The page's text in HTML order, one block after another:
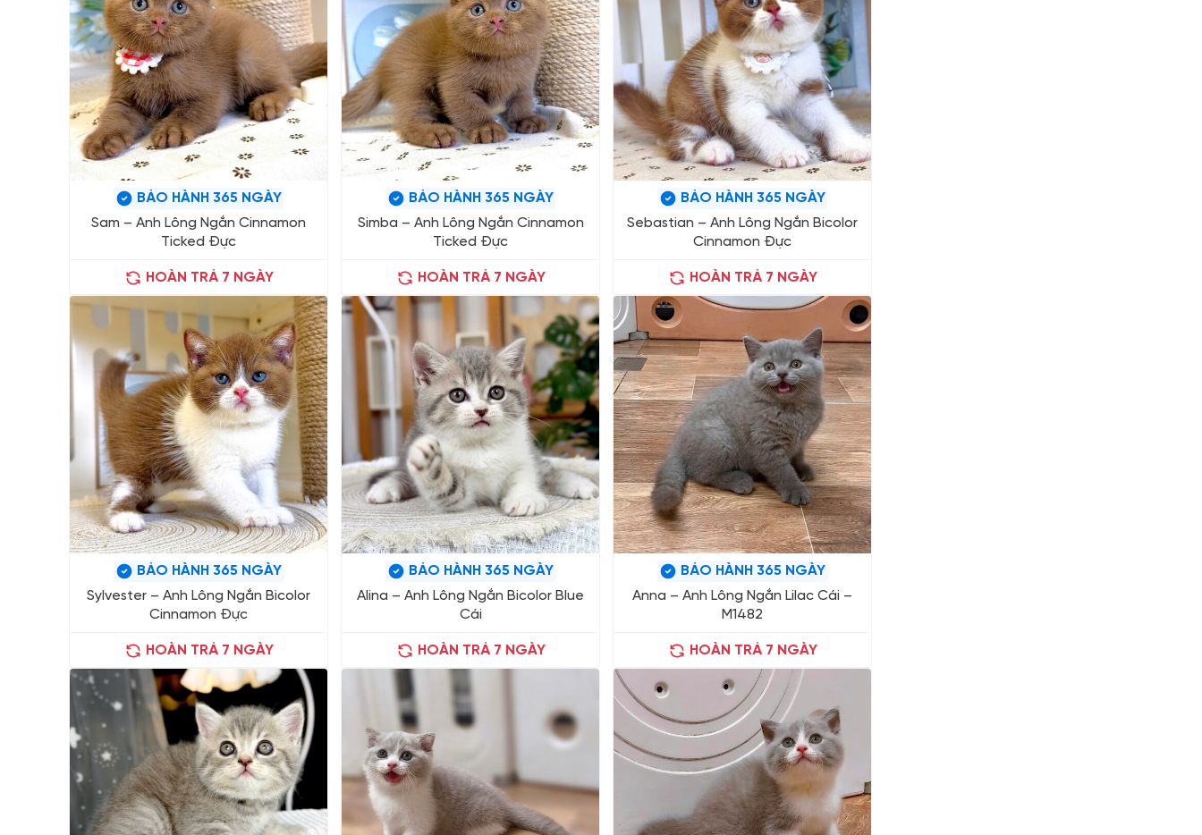
BẢO HÀNH 365 NGÀY
Sam – Anh Lông Ngắn Cinnamon
Ticked Đực
HOÀN TRẢ 7 NGÀY
BẢO HÀNH 365 NGÀY
Simba – Anh Lông Ngắn Cinnamon
Ticked Đực
HOÀN TRẢ 7 NGÀY
BẢO HÀNH 365 NGÀY
Sebastian – Anh Lông Ngắn Bicolor
Cinnamon Đực
HOÀN TRẢ 7 NGÀY
BẢO HÀNH 365 NGÀY
Sylvester – Anh Lông Ngắn Bicolor
Cinnamon Đực
HOÀN TRẢ 7 NGÀY
BẢO HÀNH 365 NGÀY
Alina – Anh Lông Ngắn Bicolor Blue
Cái
HOÀN TRẢ 7 NGÀY
BẢO HÀNH 365 NGÀY
Anna – Anh Lông Ngắn Lilac Cái –
M1482
HOÀN TRẢ 7 NGÀY